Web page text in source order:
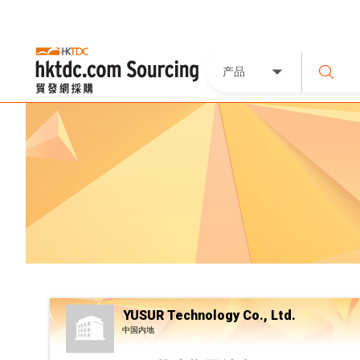
产品
YUSUR Technology Co., Ltd.
中国内地